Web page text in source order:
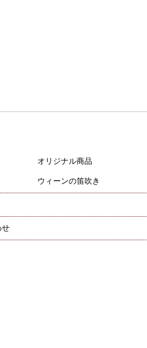
オリジナル商品
ウィーンの笛吹き
せ